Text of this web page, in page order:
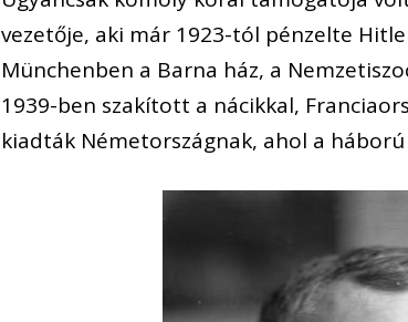
vezetője, aki már 1923-tól pénzelte
Münchenben a Barna ház, a
1939-ben szakított a nácikkal,
kiadták Németországnak, ahol a